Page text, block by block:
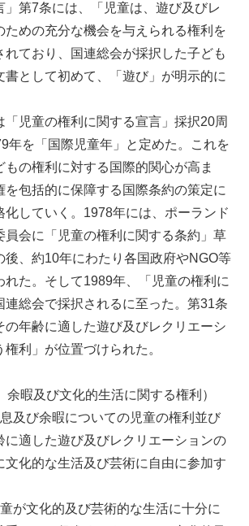
」第7条には、「児童は、遊び及びレ
ための充分な機会を与えられる権利を
れており、国連総会が採択した子ども
書として初めて、「遊び」が明示的に
「児童の権利に関する宣言」採択20周
年を「国際児童年」と定めた。これを
もの権利に対する国際的関心が高ま
を包括的に保障する国際条約の策定に
化していく。1978年には、ポーランド
員会に「児童の権利に関する条約」草
後、約10年にわたり各国政府やNGO等
れた。そして1989年、「児童の権利に
連総会で採択されるに至った。第31条
の年齢に適した遊び及びレクリエーシ
権利」が位置づけられた。
余暇及び文化的生活に関する権利）
及び余暇についての児童の権利並び
に適した遊び及びレクリエーションの
文化的な生活及び芸術に自由に参加す
が文化的及び芸術的な生活に十分に